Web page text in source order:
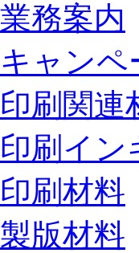
業務案内
キャンペ
印刷関連
印刷イン
印刷材料
製版材料